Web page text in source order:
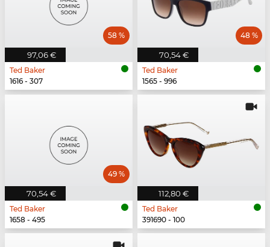
97,06 €
58 %
Ted Baker
1616 - 307
70,54 €
48 %
Ted Baker
1565 - 996
70,54 €
49 %
Ted Baker
1658 - 495
112,80 €
Ted Baker
391690 - 100